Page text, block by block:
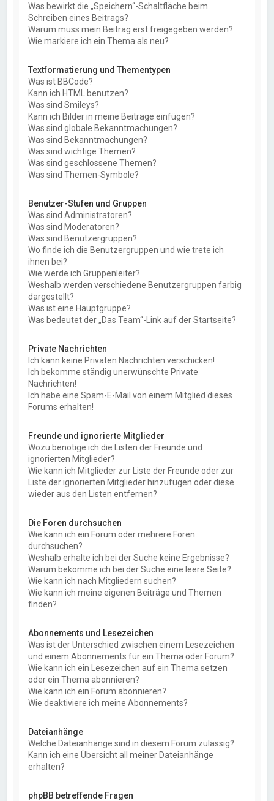
Was bewirkt die „Speichern“-Schaltfläche beim
Schreiben eines Beitrags?
Warum muss mein Beitrag erst freigegeben werden?
Wie markiere ich ein Thema als neu?
Textformatierung und Thementypen
Was ist BBCode?
Kann ich HTML benutzen?
Was sind Smileys?
Kann ich Bilder in meine Beiträge einfügen?
Was sind globale Bekanntmachungen?
Was sind Bekanntmachungen?
Was sind wichtige Themen?
Was sind geschlossene Themen?
Was sind Themen-Symbole?
Benutzer-Stufen und Gruppen
Was sind Administratoren?
Was sind Moderatoren?
Was sind Benutzergruppen?
Wo finde ich die Benutzergruppen und wie trete ich
ihnen bei?
Wie werde ich Gruppenleiter?
Weshalb werden verschiedene Benutzergruppen farbig
dargestellt?
Was ist eine Hauptgruppe?
Was bedeutet der „Das Team“-Link auf der Startseite?
Private Nachrichten
Ich kann keine Privaten Nachrichten verschicken!
Ich bekomme ständig unerwünschte Private
Nachrichten!
Ich habe eine Spam-E-Mail von einem Mitglied dieses
Forums erhalten!
Freunde und ignorierte Mitglieder
Wozu benötige ich die Listen der Freunde und
ignorierten Mitglieder?
Wie kann ich Mitglieder zur Liste der Freunde oder zur
Liste der ignorierten Mitglieder hinzufügen oder diese
wieder aus den Listen entfernen?
Die Foren durchsuchen
Wie kann ich ein Forum oder mehrere Foren
durchsuchen?
Weshalb erhalte ich bei der Suche keine Ergebnisse?
Warum bekomme ich bei der Suche eine leere Seite?
Wie kann ich nach Mitgliedern suchen?
Wie kann ich meine eigenen Beiträge und Themen
finden?
Abonnements und Lesezeichen
Was ist der Unterschied zwischen einem Lesezeichen
und einem Abonnements für ein Thema oder Forum?
Wie kann ich ein Lesezeichen auf ein Thema setzen
oder ein Thema abonnieren?
Wie kann ich ein Forum abonnieren?
Wie deaktiviere ich meine Abonnements?
Dateianhänge
Welche Dateianhänge sind in diesem Forum zulässig?
Kann ich eine Übersicht all meiner Dateianhänge
erhalten?
phpBB betreffende Fragen